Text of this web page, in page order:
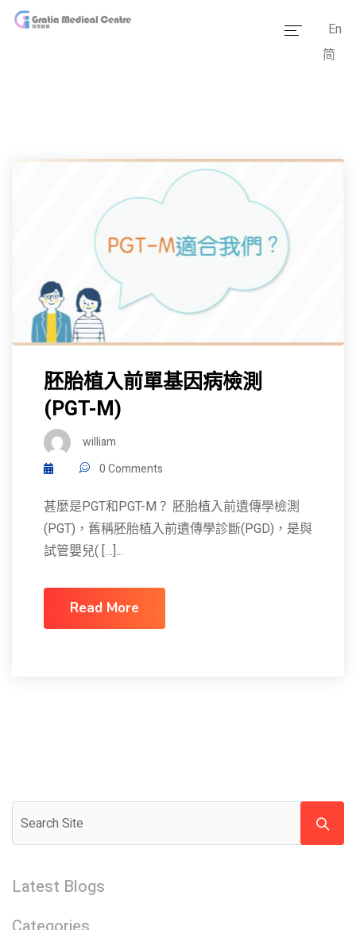
醫學資訊
套餐價格
傳媒報道
En
简
胚胎植入前單基因病檢測
(PGT-M)
william
0 Comments
甚麼是PGT和PGT-M？ 胚胎植入前遺傳學檢測
(PGT)，舊稱胚胎植入前遺傳學診斷(PGD)，是與
試管嬰兒( […]...
Read More
Latest Blogs